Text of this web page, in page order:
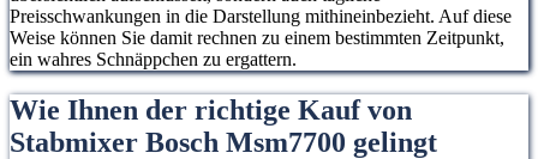
Preisschwankungen in die Darstellung mithineinbezieht. Auf diese
Weise können Sie damit rechnen zu einem bestimmten Zeitpunkt,
ein wahres Schnäppchen zu ergattern.
Wie Ihnen der richtige Kauf von
Stabmixer Bosch Msm7700 gelingt